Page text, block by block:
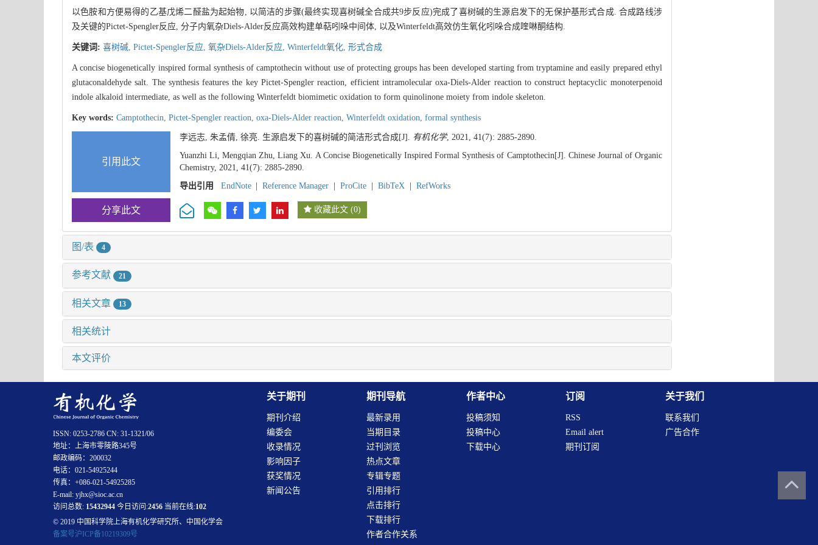
以色胺和方便易得的乙基戊烯二醛盐为起始物, 以简洁的步骤(最终实现喜树碱全合成共9步反应)完成了喜树碱的生源启发下的无保护基形式合成. 合成路线涉
及关键的Pictet-Spengler反应, 分子内氧杂Diels-Alder反应高效构建单萜吲哚中间体, 以及Winterfeldt高效仿生氧化吲哚合成喹啉酮结构.
关键词: 喜树碱, Pictet-Spengler反应, 氧杂Diels-Alder反应, Winterfeldt氧化, 形式合成
A concise biogenetically inspired formal synthesis of camptothecin without use of protecting groups has been developed starting from tryptamine and easily prepared ethyl
glutaconaldehyde salt. The synthesis features the key Pictet-Spengler reaction, efficient intramolecular oxa-Diels-Alder reaction to construct heptacyclic monoterpenoid
indole alkaloid intermediate, as well as the following Winterfeldt biomimetic oxidation to form quinolinone moiety from indole skeleton.
Key words: Camptothecin, Pictet-Spengler reaction, oxa-Diels-Alder reaction, Winterfeldt oxidation, formal synthesis
引用此文
李远志, 朱孟倩, 徐亮. 生源启发下的喜树碱的简洁形式合成[J]. 有机化学, 2021, 41(7): 2885-2890.
Yuanzhi Li, Mengqian Zhu, Liang Xu. A Concise Biogenetically Inspired Formal Synthesis of Camptothecin[J]. Chinese Journal of Organic
Chemistry, 2021, 41(7): 2885-2890.
导出引用
EndNote Reference Manager ProCite BibTeX RefWorks
分享此文 收藏此文 (0)
图/表 4
参考文献 21
相关文章 13
相关统计
本文评价
关于期刊
期刊介绍
编委会
收录情况
影响因子
获奖情况
新闻公告
期刊导航
最新录用
当期目录
过刊浏览
热点文章
专辑专题
引用排行
点击排行
下载排行
作者合作关系
作者中心
投稿须知
投稿中心
下载中心
订阅
RSS
Email alert
期刊订阅
关于我们
联系我们
广告合作
ISSN: 0253-2786 CN: 31-1321/06
地址：上海市零陵路345号
邮政编码：200032
电话：021-54925244
传真：+086-021-54925285
E-mail: yjhx@sioc.ac.cn
访问总数: 15432944 今日访问:2456 当前在线:102
© 2019 中国科学院上海有机化学研究所、中国化学会
备案号沪ICP备10219309号